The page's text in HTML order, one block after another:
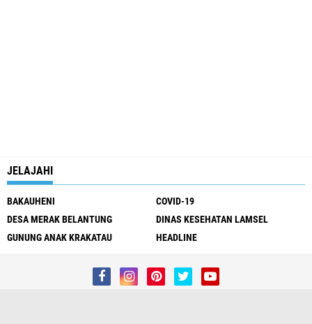
JELAJAHI
BAKAUHENI
COVID-19
DESA MERAK BELANTUNG
DINAS KESEHATAN LAMSEL
GUNUNG ANAK KRAKATAU
HEADLINE